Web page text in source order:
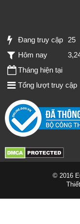
Đang truy cập
25
Hôm nay
Tháng hiện tại
Tổng lượt truy cập
© 2016